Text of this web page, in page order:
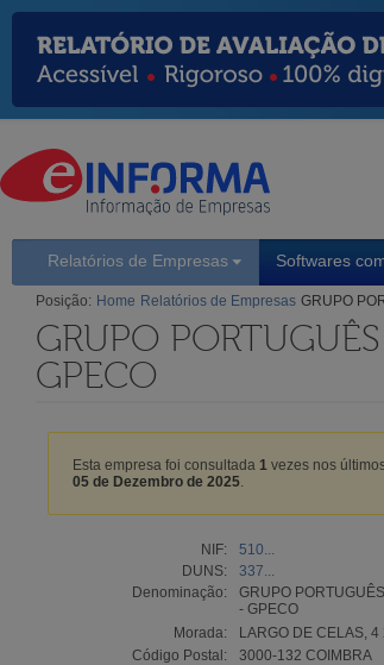
Relatórios de Empresas Softwares
Posição: Home Relatórios de Empresas GRUPO
GRUPO
GPECO
Esta empresa foi consultada 1 vezes nos
05 de Dezembro de 2025
NIF:
510...
DUNS:
337...
Denominação:
GRUPO
- GPECO
Morada:
LARGO DE CELAS, 4
Código Postal:
3000-132 COIMBRA